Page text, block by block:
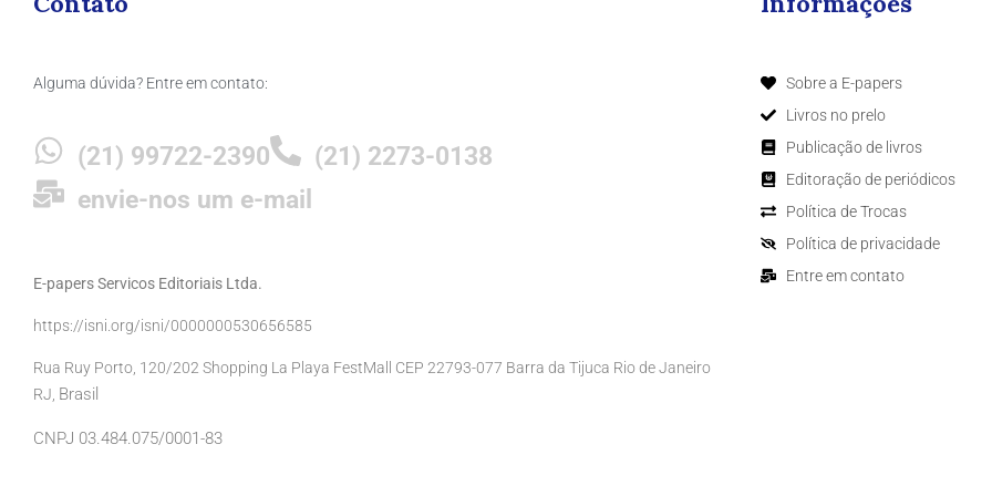
Alguma dúvida? Entre em contato:
(21) 99722-2390
(21) 2273-0138
envie-nos um e-mail
E-papers Servicos Editoriais Ltda.
https://isni.org/isni/0000000530656585
Rua Ruy Porto, 120/202 Shopping La Playa FestMall CEP 22793-077 Barra da Tijuca Rio de Janeiro
RJ, Brasil
CNPJ 03.484.075/0001-83
Sobre a E-papers
Livros no prelo
Publicação de livros
Editoração de periódicos
Política de Trocas
Política de privacidade
Entre em contato